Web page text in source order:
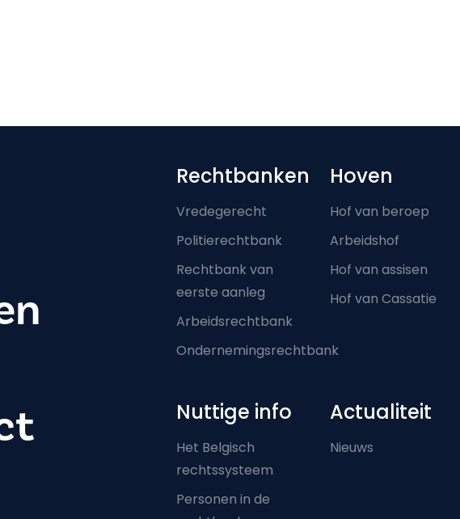
Footer-menu
Rechtbanken
Vredegerecht
Politierechtbank
Rechtbank van
eerste aanleg
Arbeidsrechtbank
Ondernemingsrechtbank
Hoven
Hof van beroep
Arbeidshof
Hof van assisen
Hof van Cassatie
Nuttige info
Het Belgisch
rechtssysteem
Personen in de
Actualiteit
Nieuws